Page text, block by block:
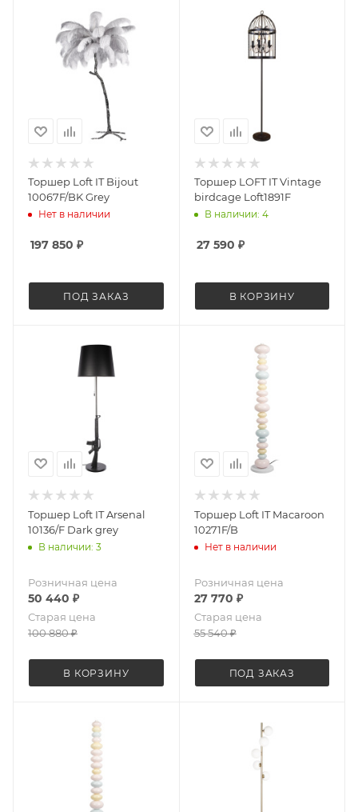
Торшер Loft IT Bijout
10067F/BK Grey
Нет в наличии
197 850 ₽
ПОД ЗАКАЗ
Торшер LOFT IT Vintage
birdcage Loft1891F
В наличии: 4
27 590 ₽
В КОРЗИНУ
Торшер Loft IT Arsenal
10136/F Dark grey
В наличии: 3
Розничная цена
50 440 ₽
Старая цена
100 880₽
В КОРЗИНУ
Торшер Loft IT Macaroon
10271F/B
Нет в наличии
Розничная цена
27 770 ₽
Старая цена
55 540₽
ПОД ЗАКАЗ